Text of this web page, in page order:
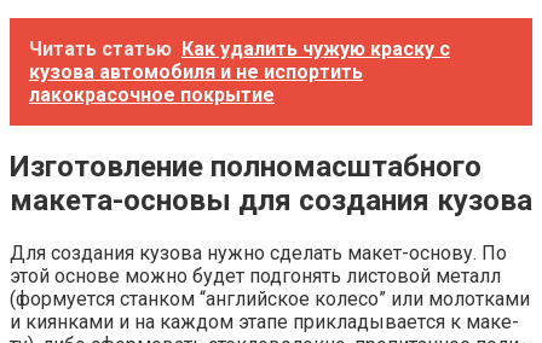
Читать статью Как удалить чужую краску с
кузова автомобиля и не испортить
лакокрасочное покрытие
Изготовление полномасштабного
макета-основы для создания кузова
Для созда­ния кузо­ва нуж­но сде­лать макет-осно­ву. По
этой осно­ве мож­но будет под­го­нять листо­вой металл
(фор­му­ет­ся стан­ком “англий­ское коле­со” или молот­ка­ми
и киян­ка­ми и на каж­дом эта­пе при­кла­ды­ва­ет­ся к маке­